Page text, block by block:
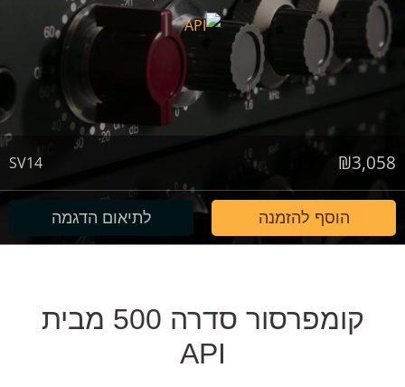
₪3,058
SV14
הוסף להזמנה לתיאום הדגמה
קומפרסור סדרה 500 מבית
API